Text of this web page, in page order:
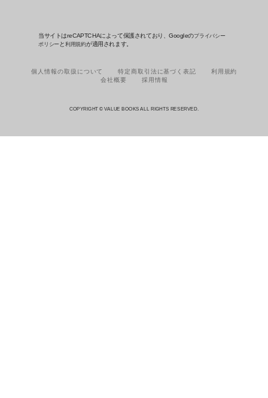
当サイトはreCAPTCHAによって保護されており、Googleのプライバシー
ポリシーと 利用規約が適用されます。
個人情報の取扱について 特定商取引法に基づく表記
利用規約
会社概要
採用情報
COPYRIGHT © VALUE BOOKS ALL RIGHTS RESERVED.